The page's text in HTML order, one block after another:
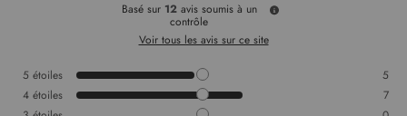
Basé sur 12 avis soumis à un
contrôle
Voir tous les avis sur ce site
5 étoiles
5
4 étoiles
7